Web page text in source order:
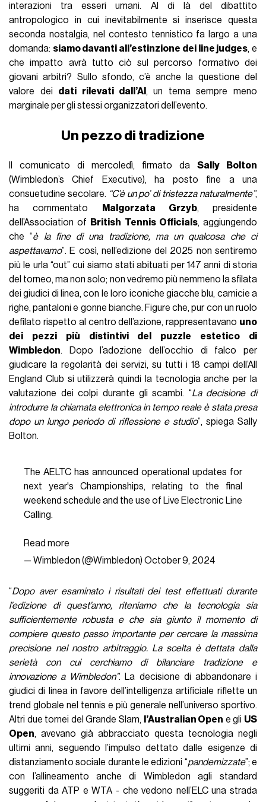
interazioni tra esseri umani. Al di là del dibattito
antropologico in cui inevitabilmente si inserisce questa
seconda nostalgia, nel contesto tennistico fa largo a una
domanda: siamo davanti all’estinzione dei line judges, e
che impatto avrà tutto ciò sul percorso formativo dei
giovani arbitri? Sullo sfondo, c’è anche la questione del
valore dei dati rilevati dall’AI , un tema sempre meno
marginale per gli stessi organizzatori dell’evento.
Un pezzo di tradizione
Il comunicato di mercoledì, firmato da Sally Bolton
(Wimbledon’s Chief Executive), ha posto fine a una
consuetudine secolare. “C’è un po’ di tristezza naturalmente”,
ha commentato
Malgorzata Grzyb, presidente
dell’Association of
British Tennis Officials, aggiungendo
che “è la fine di una tradizione, ma un qualcosa che ci
aspettavamo”. E così, nell’edizione del 2025 non sentiremo
più le urla “out” cui siamo stati abituati per 147 anni di storia
del torneo, ma non solo; non vedremo più nemmeno la sfilata
dei giudici di linea, con le loro iconiche giacche blu, camicie a
righe, pantaloni e gonne bianche. Figure che, pur con un ruolo
defilato rispetto al centro dell’azione, rappresentavano uno
dei pezzi più distintivi del puzzle estetico di
Wimbledon. Dopo l’adozione dell’occhio di falco per
giudicare la regolarità dei servizi, su tutti i 18 campi dell’All
England Club si utilizzerà quindi la tecnologia anche per la
valutazione dei colpi durante gli scambi. “La decisione di
introdurre la chiamata elettronica in tempo reale è stata presa
dopo un lungo periodo di riflessione e studio”, spiega Sally
Bolton.
The AELTC has announced operational updates for
next year's Championships, relating to the final
weekend schedule and the use of Live Electronic Line
Calling.
Read more
— Wimbledon (@Wimbledon) October 9, 2024
“Dopo aver esaminato i risultati dei test effettuati durante
l’edizione di quest’anno, riteniamo che la tecnologia sia
sufficientemente robusta e che sia giunto il momento di
compiere questo passo importante per cercare la massima
precisione nel nostro arbitraggio. La scelta è dettata dalla
serietà con cui cerchiamo di bilanciare tradizione e
innovazione a Wimbledon”. La decisione di abbandonare i
giudici di linea in favore dell’intelligenza artificiale riflette un
trend globale nel tennis e più generale nell’universo sportivo.
Altri due tornei del Grande Slam,
l’Australian Open e gli US
Open, avevano già abbracciato questa tecnologia negli
ultimi anni, seguendo l’impulso dettato dalle esigenze di
distanziamento sociale durante le edizioni “pandemizzate”; e
con l’allineamento anche di Wimbledon agli standard
suggeriti da ATP e WTA - che vedono nell’ELC una strada